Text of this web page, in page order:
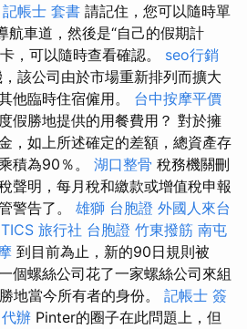
記帳士 套書 請記住，您可以隨時單
航車道，然後是“自己的假期計
，可以隨時查看確認。 seo行銷
該公司由於市場重新排列而擴大
他臨時住宿僱用。 台中按摩平價
假勝地提供的用餐費用？ 對於擁
，如上所述確定的差額，總資產存
積為90％。 湖口整骨 稅務機關刪
聲明，每月稅和繳款或增值稅申報
警告了。 雄獅 台胞證 外國人來台
旅行社 台胞證 竹東撥筋 南屯
到目前為止，新的90日規則被
個螺絲公司花了一家螺絲公司來組
地當今所有者的身份。 記帳士 簽
辦 Pinter的圈子在此問題上，但